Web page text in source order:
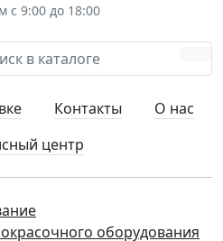
с 9:00 до 18:00
Контакты
О нас
центр
оборудования